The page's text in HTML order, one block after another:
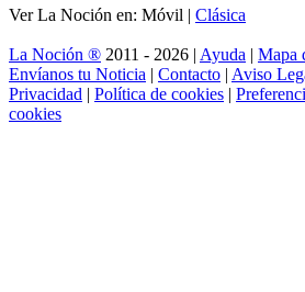
Ver La Noción en: Móvil | Clásica
La Noción ® 2011 - 2026 | Ayuda | Mapa
Envíanos tu Noticia | Contacto | Aviso
Privacidad | Política de cookies |
cookies